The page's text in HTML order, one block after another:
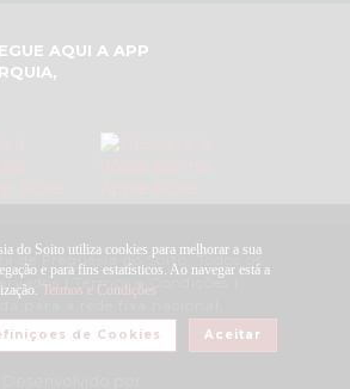
AQUI A APP
de Freguesia do Soito. Todos os
|
Termos e Condições
do Soito utiliza cookies para melhorar a sua
e para fins estatísticos. Ao navegar está a
Termos e Condições
Aceitar
de Cookies